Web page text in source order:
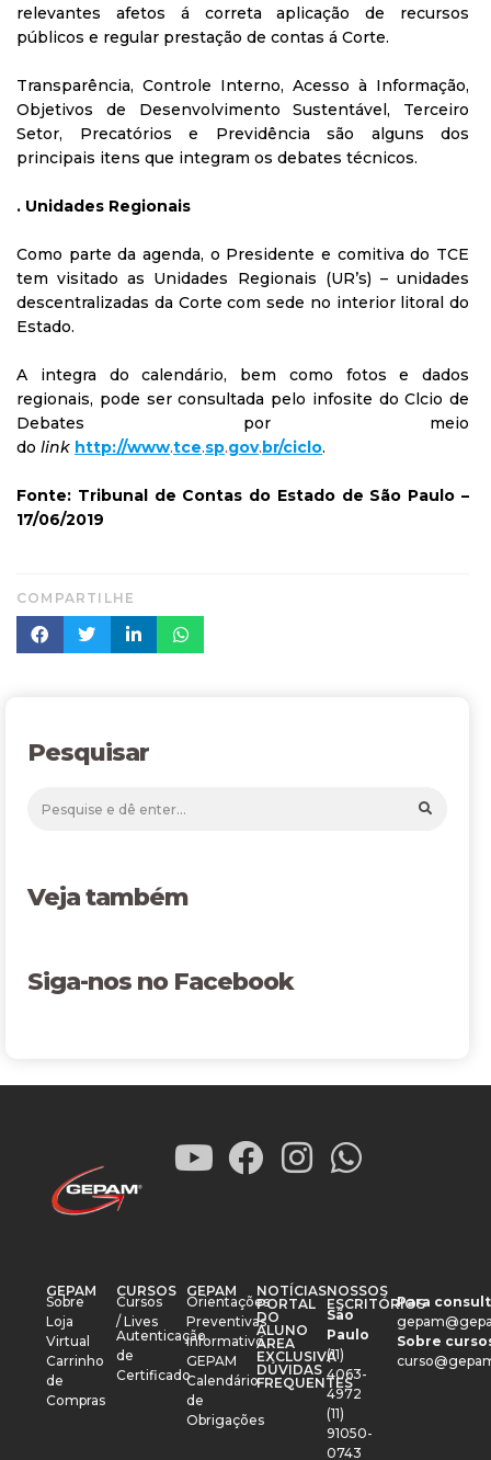
relevantes afetos á correta aplicação de recursos
públicos e regular prestação de contas á Corte.
Transparência, Controle Interno, Acesso à Informação,
Objetivos de Desenvolvimento Sustentável, Terceiro
Setor, Precatórios e Previdência são alguns dos
principais itens que integram os debates técnicos.
. Unidades Regionais
Como parte da agenda, o Presidente e comitiva do TCE
tem visitado as Unidades Regionais (UR’s) – unidades
descentralizadas da Corte com sede no interior litoral do
Estado.
A integra do calendário, bem como fotos e dados
regionais, pode ser consultada pelo infosite do Clcio de
Debates por meio
do link http://www.tce.sp.gov.br/ciclo.
Fonte: Tribunal de Contas do Estado de São Paulo –
17/06/2019
COMPARTILHE
Pesquisar
Veja também
Siga-nos no Facebook
GEPAM
Sobre
Loja
Virtual
Carrinho
de
Compras
CURSOS
Cursos
/ Lives
Autenticação
de
Certificado
GEPAM
Orientações
Preventivas
Informativo
GEPAM
Calendário
de
Obrigações
NOTÍCIAS
PORTAL
DO
ALUNO
ÁREA
EXCLUSIVA
DÚVIDAS
FREQUENTES
NOSSOS
ESCRITÓRIOS
São
Paulo
(11)
4063-
4972
(11)
91050-
0743
Para
Sobre